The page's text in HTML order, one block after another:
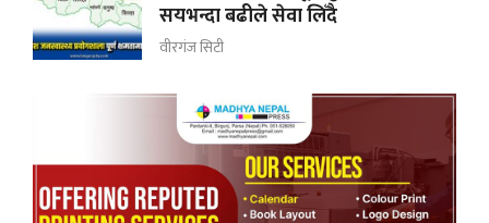
सयभन्दा बढीले सेवा लिँदै
वीरगंज सिटी